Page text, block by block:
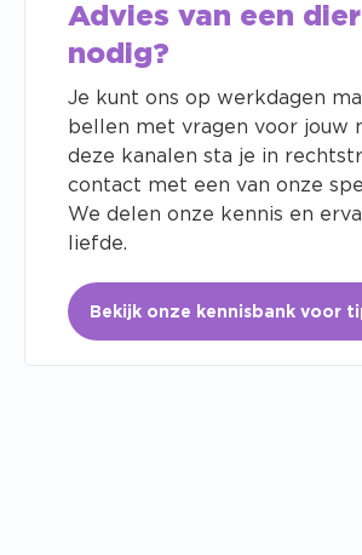
Advies van een
nodig?
Je kunt ons op werkdagen
bellen met vragen voor jouw
deze kanalen sta je in
contact met een van onze
We delen onze kennis en
liefde.
Bekijk onze kennisbank voor